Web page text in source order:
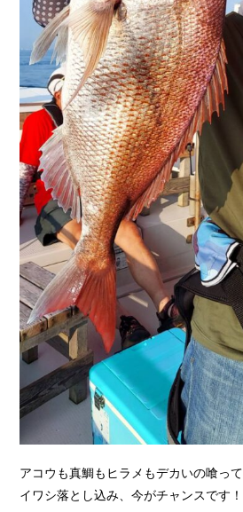
アコウも真鯛もヒラメもデカいの喰っ
イワシ落とし込み、今がチャンスです！